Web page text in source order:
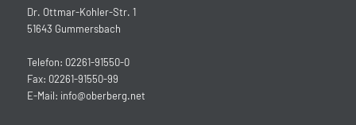
Dr. Ottmar-Kohler-Str. 1
51643 Gummersbach
Telefon: 02261-91550-0
Fax: 02261-91550-99
E-Mail: info@oberberg.net